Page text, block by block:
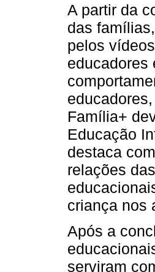
A partir da
das
pelos
educadores
Família+
Educação
destaca
relações
criança nos
Após a
serviram